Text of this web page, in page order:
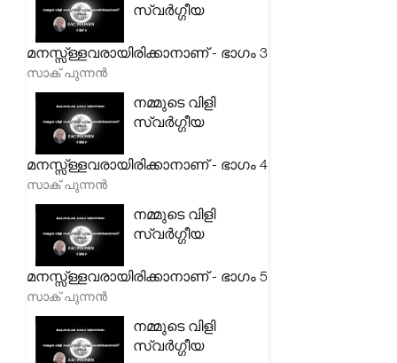
സ്വർഗ്ഗീയ
മനസ്സ്ള്ളവരായിരിക്കാനാണ് - ഭാഗം 3
സാക് പുന്നൻ
നമ്മുടെ വിളി
സ്വർഗ്ഗീയ
മനസ്സ്ള്ളവരായിരിക്കാനാണ് - ഭാഗം 4
സാക് പുന്നൻ
നമ്മുടെ വിളി
സ്വർഗ്ഗീയ
മനസ്സ്ള്ളവരായിരിക്കാനാണ് - ഭാഗം 5
സാക് പുന്നൻ
നമ്മുടെ വിളി
സ്വർഗ്ഗീയ